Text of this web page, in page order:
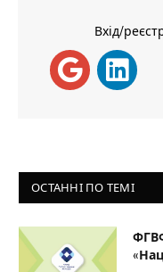
Вхід/
ОСТАННІ ПО ТЕМІ